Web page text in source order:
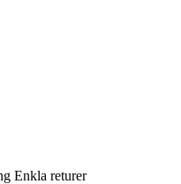
Enkla returer